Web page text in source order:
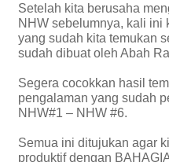
Setelah kita berusaha
NHW sebelumnya, kali ini
yang sudah kita temukan
sudah dibuat oleh Abah
Segera cocokkan hasil
pengalaman yang sudah
NHW#1 – NHW #6.
Semua ini ditujukan agar
produktif dengan